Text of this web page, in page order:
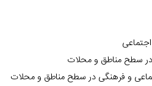
در سطح مناطق و محلات
و فرهنگی در سطح مناطق و محلات